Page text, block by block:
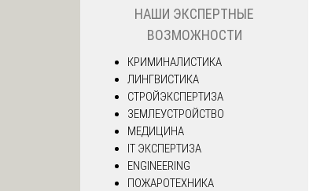
НАШИ ЭКСПЕРТНЫЕ
ВОЗМОЖНОСТИ
КРИМИНАЛИСТИКА
ЛИНГВИСТИКА
СТРОЙЭКСПЕРТИЗА
ЗЕМЛЕУСТРОЙСТВО
МЕДИЦИНА
IT ЭКСПЕРТИЗА
ENGINEERING
ПОЖАРОТЕХНИКА